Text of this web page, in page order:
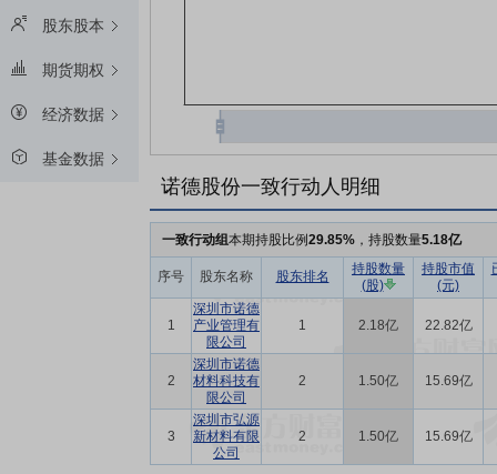
股东股本
期货期权
经济数据
基金数据
诺德股份一致行动人明细
一致行动组本期持股比例29.85% ，持股数量5.18亿
序号 股东名称 股东排名
持股数量
(股)
持股市值
(元)
1
深圳市诺德
产业管理有
限公司
1 2.18亿 22.82亿
2
深圳市诺德
材料科技有
限公司
2 1.50亿 15.69亿
3
深圳市弘源
新材料有限
公司
2 1.50亿 15.69亿